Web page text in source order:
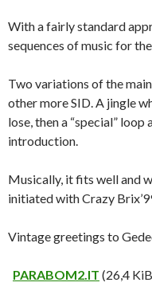
With a fairly standard
sequences of music for
Two variations of the
other more SID. A jingle
lose, then a “special”
introduction.
Musically, it fits well and
initiated with Crazy
Vintage greetings to
PARABOM2.IT (26,4